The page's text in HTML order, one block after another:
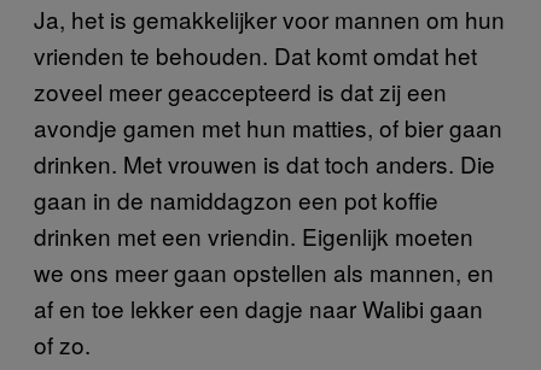
Ja, het is gemakkelijker voor mannen om hun
vrienden te behouden. Dat komt omdat het
zoveel meer geaccepteerd is dat zij een
avondje gamen met hun matties, of bier gaan
drinken. Met vrouwen is dat toch anders. Die
gaan in de namiddagzon een pot koffie
drinken met een vriendin. Eigenlijk moeten
we ons meer gaan opstellen als mannen, en
af en toe lekker een dagje naar Walibi gaan
of zo.